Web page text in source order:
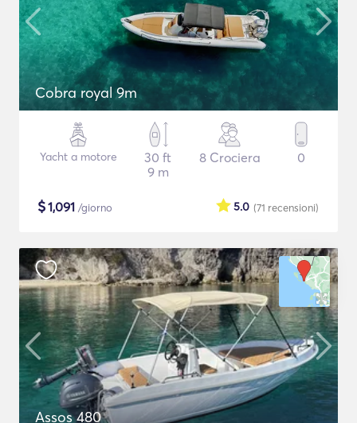
Cobra royal 9m
Yacht a motore
30 ft
9 m
8 Crociera 0
$1,091 /giorno (71 recensioni)
5.0
Assos 480